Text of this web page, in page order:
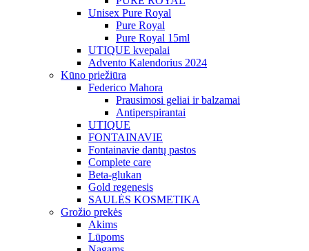
Unisex Pure Royal
Pure Royal
Pure Royal 15ml
UTIQUE kvepalai
Advento Kalendorius 2024
Kūno priežiūra
Federico Mahora
Prausimosi geliai ir balzamai
Antiperspirantai
UTIQUE
FONTAINAVIE
Fontainavie dantų pastos
Complete care
Beta-glukan
Gold regenesis
SAULĖS KOSMETIKA
Grožio prekės
Akims
Lūpoms